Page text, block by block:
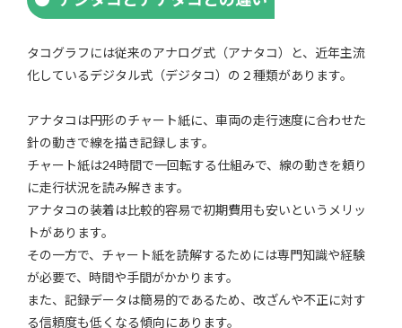
タコグラフには従来のアナログ式（アナタコ）と、近年主流
化しているデジタル式（デジタコ）の２種類があります。
アナタコは円形のチャート紙に、車両の走行速度に合わせた
針の動きで線を描き記録します。
チャート紙は24時間で一回転する仕組みで、線の動きを頼り
に走行状況を読み解きます。
アナタコの装着は比較的容易で初期費用も安いというメリッ
トがあります。
その一方で、チャート紙を読解するためには専門知識や経験
が必要で、時間や手間がかかります。
また、記録データは簡易的であるため、改ざんや不正に対す
る信頼度も低くなる傾向にあります。